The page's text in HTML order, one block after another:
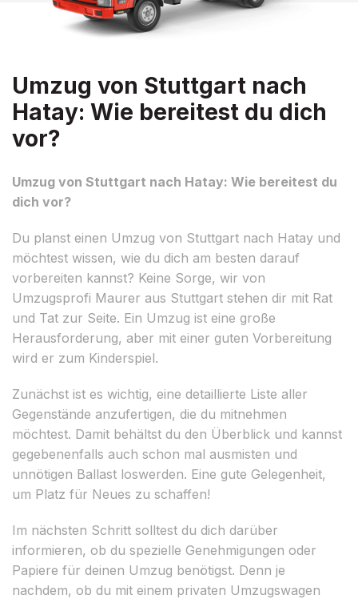
Umzug von Stuttgart nach
Hatay: Wie bereitest du dich
vor?
Umzug von Stuttgart nach Hatay: Wie bereitest du
dich vor?
Du planst einen Umzug von Stuttgart nach Hatay und
möchtest wissen, wie du dich am besten darauf
vorbereiten kannst? Keine Sorge, wir von
Umzugsprofi Maurer aus Stuttgart stehen dir mit Rat
und Tat zur Seite. Ein Umzug ist eine große
Herausforderung, aber mit einer guten Vorbereitung
wird er zum Kinderspiel.
Zunächst ist es wichtig, eine detaillierte Liste aller
Gegenstände anzufertigen, die du mitnehmen
möchtest. Damit behältst du den Überblick und kannst
gegebenenfalls auch schon mal ausmisten und
unnötigen Ballast loswerden. Eine gute Gelegenheit,
um Platz für Neues zu schaffen!
Im nächsten Schritt solltest du dich darüber
informieren, ob du spezielle Genehmigungen oder
Papiere für deinen Umzug benötigst. Denn je
nachdem, ob du mit einem privaten Umzugswagen